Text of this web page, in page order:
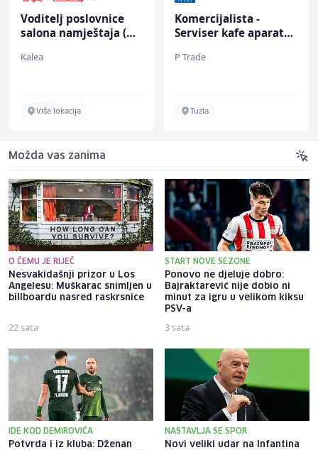
Voditelj poslovnice
salona namještaja (m/
Kalea
Više lokacija
Komercijalista -
Serviser kafe aparata
P Trade
Tuzla
Možda vas zanima
O ČEMU JE RIJEČ
Nesvakidašnji prizor u Los
Angelesu: Muškarac snimljen u
billboardu nasred raskrsnice
22 sata
START NOVE SEZONE
Ponovo ne djeluje dobro:
Bajraktarević nije dobio ni
minut za igru u velikom kiksu
PSV-a
3 sata
IDE KOD DEMIROVIĆA
Potvrda i iz kluba: Dženan
NASTAVLJA SE SPOR
Novi veliki udar na Infantina